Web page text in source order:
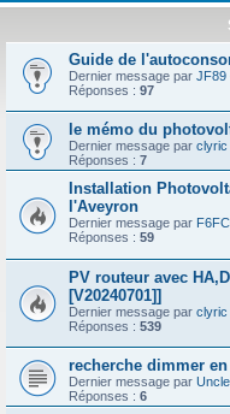
Guide de
Dernier message par JF89
Réponses : 97
le mémo du
Dernier message par clyric
Réponses : 7
Installation
l'Aveyron
Dernier message par
Réponses : 59
PV routeur avec
[V20240701]]
Dernier message par clyric
Réponses : 539
recherche dimmer
Dernier message par
Réponses : 6